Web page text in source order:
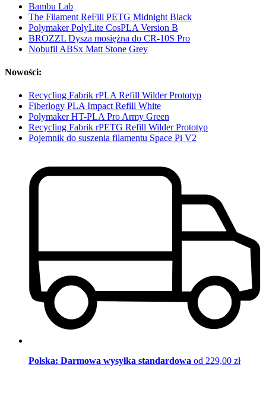
Bambu Lab
The Filament ReFill PETG Midnight Black
Polymaker PolyLite CosPLA Version B
BROZZL Dysza mosiężna do CR-10S Pro
Nobufil ABSx Matt Stone Grey
Nowości:
Recycling Fabrik rPLA Refill Wilder Prototyp
Fiberlogy PLA Impact Refill White
Polymaker HT-PLA Pro Army Green
Recycling Fabrik rPETG Refill Wilder Prototyp
Pojemnik do suszenia filamentu Space Pi V2
Polska: Darmowa wysyłka standardowa od 229,00 zł